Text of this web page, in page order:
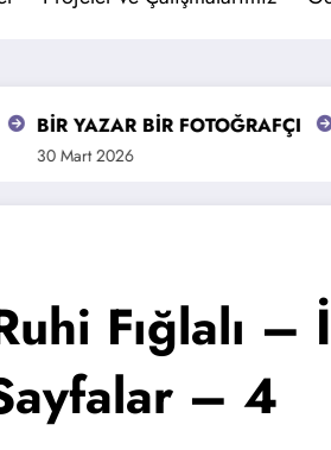
YAZAR BİR FOTOĞRAFÇI
Mart 2026 16
Fığlalı –
– 4